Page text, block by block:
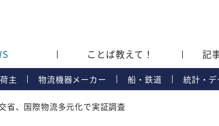
ことば教えて！ 記
荷主 物流機器メーカー 船・鉄道 統計・デ
省、国際物流多元化で実証調査